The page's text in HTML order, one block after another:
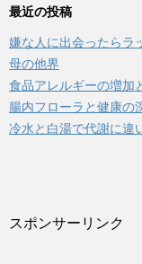
ゴ
ー
最近の投稿
嫌な人に出会ったらラ
母の他界
食品アレルギーの増加
腸内フローラと健康の
冷水と白湯で代謝に違
スポンサーリンク